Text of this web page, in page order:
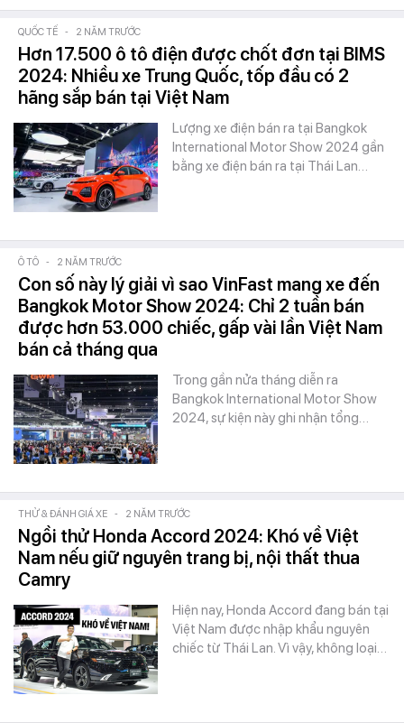
QUỐC TẾ - 2 NĂM TRƯỚC
Hơn 17.500 ô tô điện được chốt đơn tại BIMS
2024: Nhiều xe Trung Quốc, tốp đầu có 2
hãng sắp bán tại Việt Nam
Lượng xe điện bán ra tại Bangkok
International Motor Show 2024 gần
bằng xe điện bán ra tại Thái Lan…
Ô TÔ - 2 NĂM TRƯỚC
Con số này lý giải vì sao VinFast mang xe đến
Bangkok Motor Show 2024: Chỉ 2 tuần bán
được hơn 53.000 chiếc, gấp vài lần Việt Nam
bán cả tháng qua
Trong gần nửa tháng diễn ra
Bangkok International Motor Show
2024, sự kiện này ghi nhận tổng…
THỬ & ĐÁNH GIÁ XE - 2 NĂM TRƯỚC
Ngồi thử Honda Accord 2024: Khó về Việt
Nam nếu giữ nguyên trang bị, nội thất thua
Camry
Hiện nay, Honda Accord đang bán tại
Việt Nam được nhập khẩu nguyên
chiếc từ Thái Lan. Vì vậy, không loại…